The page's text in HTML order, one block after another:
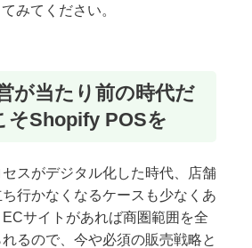
みてください。
が当たり前の時代だ
そShopify POSを
スがデジタル化した時代、店舗
行かなくなるケースも少なくあ
サイトがあれば商圏範囲を全
るので、今や必須の販売戦略と